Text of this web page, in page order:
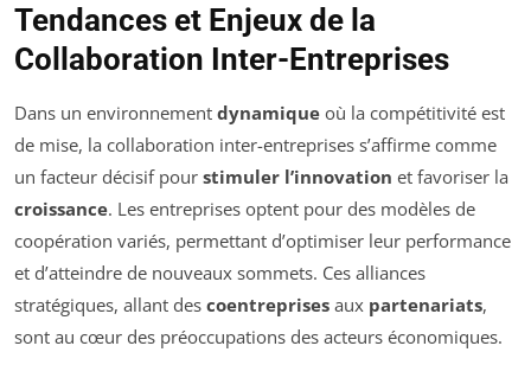
Tendances et Enjeux de la
Collaboration Inter-Entreprises
Dans un environnement dynamique où la compétitivité est
de mise, la collaboration inter-entreprises s’affirme comme
un facteur décisif pour stimuler l’innovation et favoriser la
croissance. Les entreprises optent pour des modèles de
coopération variés, permettant d’optimiser leur performance
et d’atteindre de nouveaux sommets. Ces alliances
stratégiques, allant des coentreprises aux partenariats,
sont au cœur des préoccupations des acteurs économiques.